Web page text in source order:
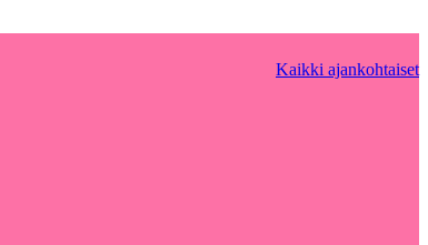
Kaikki ajankohtaiset